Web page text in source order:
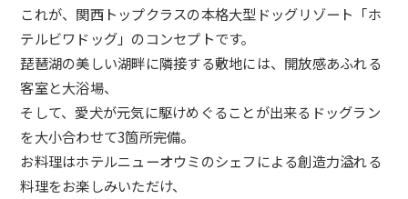
これが、関西トップクラスの本格大型ドッグリゾート「ホ
テルビワドッグ」のコンセプトです。
琵琶湖の美しい湖畔に隣接する敷地には、開放感あふれる
客室と大浴場、
そして、愛犬が元気に駆けめぐることが出来るドッグラン
を大小合わせて3箇所完備。
お料理はホテルニューオウミのシェフによる創造力溢れる
料理をお楽しみいただけ、